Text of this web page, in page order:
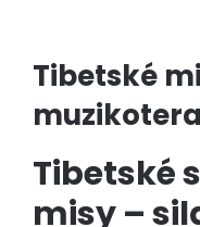
Tibetské
Tibetské
misy –